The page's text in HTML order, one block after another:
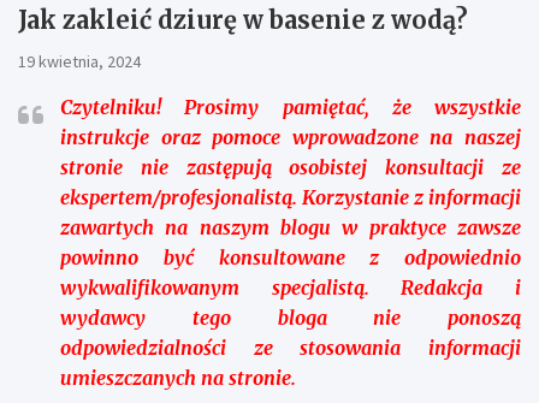
Jak zakleić dziurę w basenie z wodą?
19 kwietnia, 2024
Czytelniku!Prosimy pamiętać, że wszystkie
instrukcje oraz pomoce wprowadzone na naszej
stronie nie zastępują osobistej konsultacji ze
ekspertem/profesjonalistą. Korzystanie z informacji
zawartych na naszym blogu w praktyce zawsze
powinno być konsultowane z odpowiednio
wykwalifikowanym specjalistą. Redakcja i
wydawcy tego bloga nie ponoszą
odpowiedzialności ze stosowania informacji
umieszczanych na stronie.